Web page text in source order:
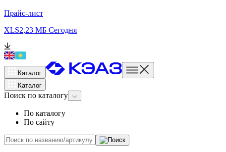
Прайс-лист
XLS2,23 МБ Сегодня
Каталог
Каталог
Поиск по каталогу
По каталогу
По сайту